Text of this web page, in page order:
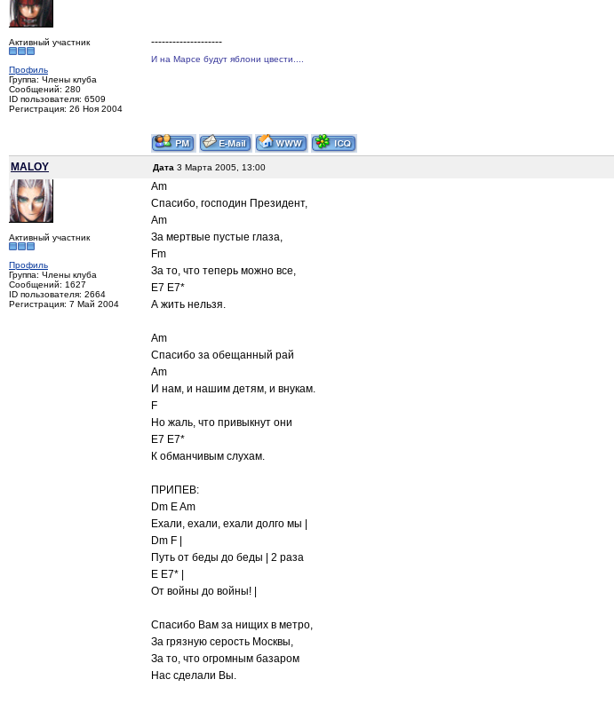
Активный участник
Профиль
Группа: Члены клуба
Сообщений: 280
ID пользователя: 6509
Регистрация: 26 Ноя 2004
--------------------
И на Марсе будут яблони цвести....
MALOY
Дата 3 Марта 2005, 13:00
Активный участник
Профиль
Группа: Члены клуба
Сообщений: 1627
ID пользователя: 2664
Регистрация: 7 Май 2004
Am
Спасибо, господин Президент,
Am
За мертвые пустые глаза,
Fm
За то, что теперь можно все,
E7 E7*
А жить нельзя.
Am
Спасибо за обещанный рай
Am
И нам, и нашим детям, и внукам.
F
Но жаль, что привыкнут они
E7 E7*
К обманчивым слухам.
ПРИПЕВ:
Dm E Am
Ехали, ехали, ехали долго мы |
Dm F |
Путь от беды до беды | 2 раза
E E7* |
От войны до войны! |
Спасибо Вам за нищих в метро,
За грязную серость Москвы,
За то, что огромным базаром
Нас сделали Вы.